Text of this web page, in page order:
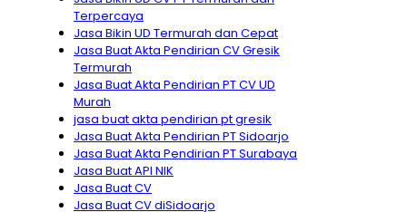
Terpercaya
Jasa Bikin UD Termurah dan Cepat
Jasa Buat Akta Pendirian CV Gresik
Termurah
Jasa Buat Akta Pendirian PT CV UD
Murah
jasa buat akta pendirian pt gresik
Jasa Buat Akta Pendirian PT Sidoarjo
Jasa Buat Akta Pendirian PT Surabaya
Jasa Buat API NIK
Jasa Buat CV
Jasa Buat CV diSidoarjo